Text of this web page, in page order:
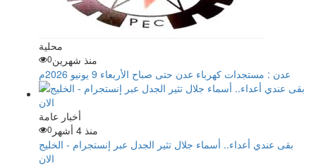
محلية
منذ شهرين0
عدن : مستجدات كهرباء عدن حتى صباح الأربعاء 9 يونيو 2026م
أخبار عامة
منذ 4 أشهر
0
بقى عندي أعداء.. أسماء جلال تثير الجدل عبر إنستجرام - الخليج
الان